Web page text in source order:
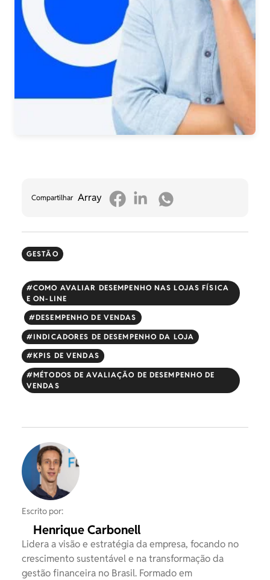
Compartilhar Array
GESTÃO
COMO AVALIAR DESEMPENHO NAS LOJAS FÍSICA
E ON-LINE
DESEMPENHO DE VENDAS
INDICADORES DE DESEMPENHO DA LOJA
KPIS DE VENDAS
MÉTODOS DE AVALIAÇÃO DE DESEMPENHO DE
VENDAS
Escrito por:
Henrique Carbonell
Lidera a visão e estratégia da empresa, focando no
crescimento sustentável e na transformação da
gestão financeira no Brasil. Formado em